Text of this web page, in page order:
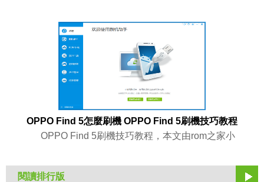
OPPO Find 5怎麼刷機 OPPO Find 5刷機技巧教程
OPPO Find 5刷機技巧教程，本文由rom之家小
閱讀排行版